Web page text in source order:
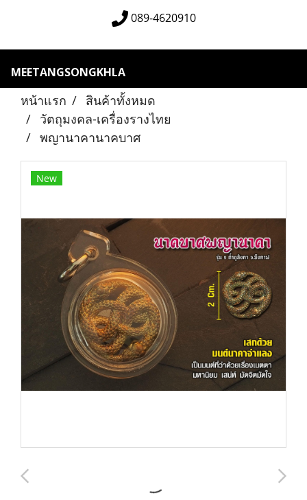
089-4620910
MEETANGSONGKHLA
หน้าแรก
สินค้าทั้งหมด
วัตถุมงคล-เครื่องรางไทย
พญานาคานาคบาศ
New